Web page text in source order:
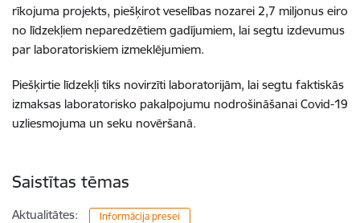
rīkojuma projekts, piešķirot veselības nozarei 2,7 miljonus eiro
no līdzekļiem neparedzētiem gadījumiem, lai segtu izdevumus
par laboratoriskiem izmeklējumiem.
Piešķirtie līdzekļi tiks novirzīti laboratorijām, lai segtu faktiskās
izmaksas laboratorisko pakalpojumu nodrošināšanai Covid-19
uzliesmojuma un seku novēršanā.
Saistītas tēmas
Aktualitātes: Informācija presei